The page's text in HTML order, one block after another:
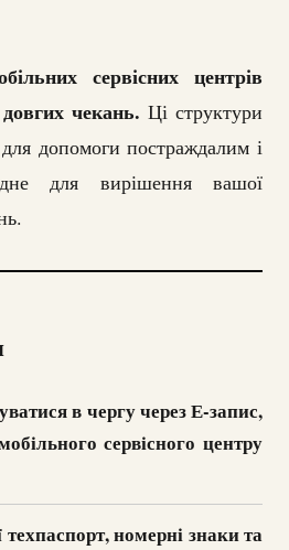
сервісних центрів
чекань. Ці структури
для допомоги постраждалим і
для вирішення вашої
в чергу через Е-запис,
сервісного центру
номерні знаки та